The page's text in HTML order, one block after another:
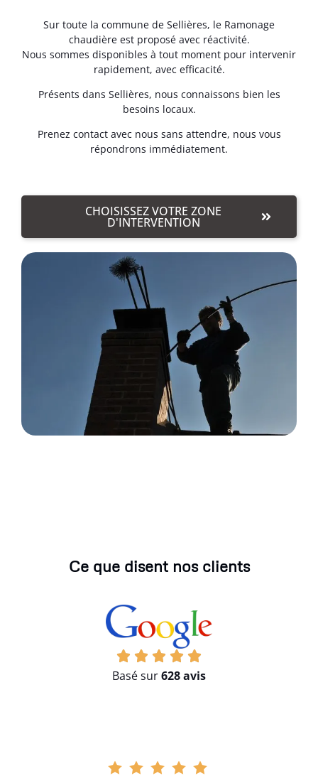
Sur toute la commune de Sellières, le Ramonage
chaudière est proposé avec réactivité.
Nous sommes disponibles à tout moment pour intervenir
rapidement, avec efficacité.
Présents dans Sellières, nous connaissons bien les
besoins locaux.
Prenez contact avec nous sans attendre, nous vous
répondrons immédiatement.
CHOISISSEZ VOTRE ZONE
D'INTERVENTION
Ce que disent nos clients
Basé sur628 avis